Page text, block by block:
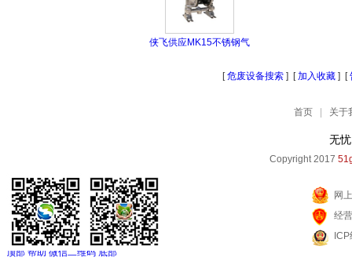
侠飞供应MK15不锈钢气
[危废设备搜索 ] [加入收藏 ] [
首页 关于
无
Copyright 2017
网
经
顶部 帮助 微信二维码 底部